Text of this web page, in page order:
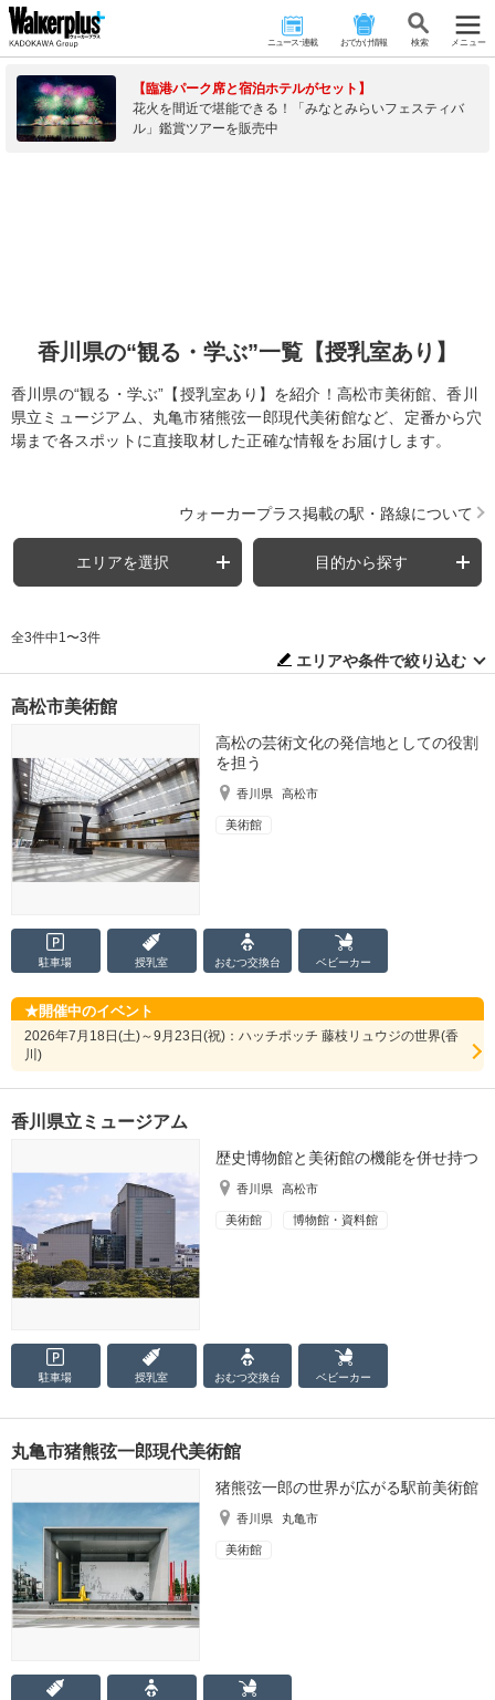
ニュース･連載 おでかけ情報 検 索 メニュー
【臨港パーク席と宿泊ホテルがセット】
花火を間近で堪能できる！「みなとみらいフェスティバ
ル」鑑賞ツアーを販売中
香川県の“観る・学ぶ”一覧【授乳室あり】
香川県の“観る・学ぶ”【授乳室あり】を紹介！高松市美術館、香川
県立ミュージアム、丸亀市猪熊弦一郎現代美術館など、定番から穴
場まで各スポットに直接取材した正確な情報をお届けします。
ウォーカープラス掲載の駅・路線について
エリアを選択 目的から探す
全3件中1〜3件
エリアや条件で絞り込む
高松市美術館
高松の芸術文化の発信地としての役割
を担う
香川県 高松市
美術館
駐車場 授乳室 おむつ交換台 ベビーカー
開催中のイベント
2026年7月18日(土)～9月23日(祝)：ハッチポッチ 藤枝リュウジの世界(香
川)
香川県立ミュージアム
歴史博物館と美術館の機能を併せ持つ
香川県 高松市
美術館 博物館・資料館
駐車場 授乳室 おむつ交換台 ベビーカー
丸亀市猪熊弦一郎現代美術館
猪熊弦一郎の世界が広がる駅前美術館
香川県 丸亀市
美術館